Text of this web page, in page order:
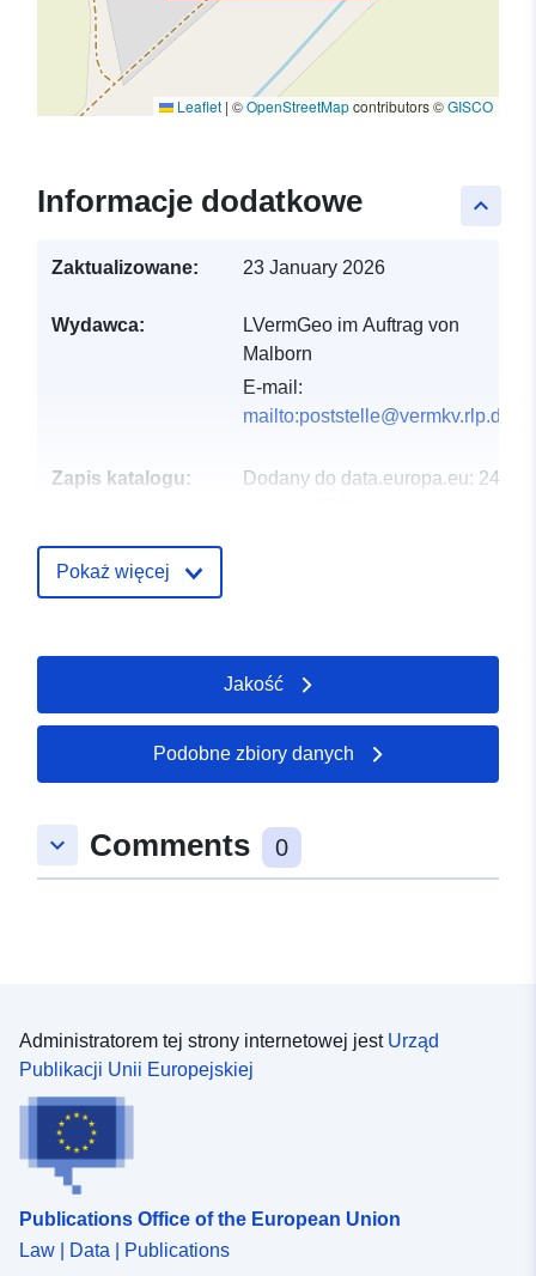
Leaflet | ©OpenStreetMapcontributors ©GISCO
keyboard_arrow_up
Informacje dodatkowe
Zaktualizowane: 23 January 2026
Wydawca:
LVermGeo im Auftrag von
Malborn
E-mail:
mailto:poststelle@vermkv.rlp.de
Zapis katalogu: Dodany do data.europa.eu: 24
49.6888 ], [ 6.9897, 49.6888
], [ 6.9897, 49.6881 ], [
6.9888, 49.6881 ], [ 6.9888,
49.6888 ] ]
Typ: Polygon
Zasoby
przestrzenne:
Pokaż więcej
Jakość
Podobne zbiory danych
keyboard_arrow_down Comments 0
Administratorem tej strony internetowej jest Urząd
Publikacji Unii Europejskiej
Publications Office of the European Union
Law | Data | Publications